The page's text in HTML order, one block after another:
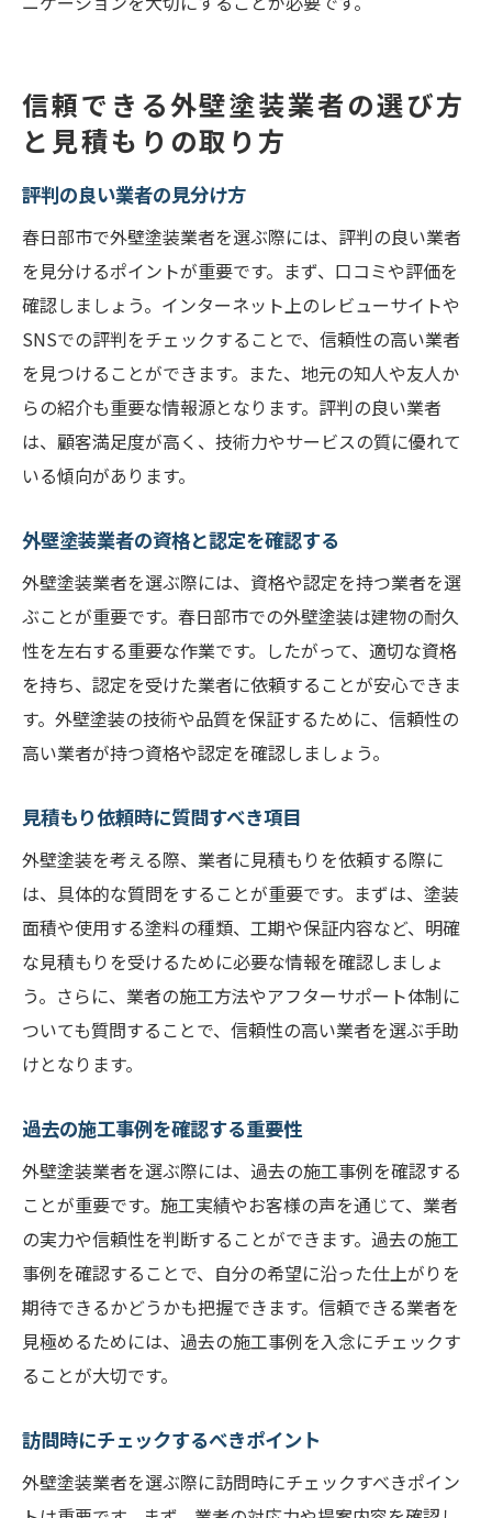
信頼できる外壁塗装業者の選び方
と見積もりの取り方
評判の良い業者の見分け方
春日部市で外壁塗装業者を選ぶ際には、評判の良い業者
を見分けるポイントが重要です。まず、口コミや評価を
確認しましょう。インターネット上のレビューサイトや
SNSでの評判をチェックすることで、信頼性の高い業者
を見つけることができます。また、地元の知人や友人か
らの紹介も重要な情報源となります。評判の良い業者
は、顧客満足度が高く、技術力やサービスの質に優れて
いる傾向があります。
外壁塗装業者の資格と認定を確認する
外壁塗装業者を選ぶ際には、資格や認定を持つ業者を選
ぶことが重要です。春日部市での外壁塗装は建物の耐久
性を左右する重要な作業です。したがって、適切な資格
を持ち、認定を受けた業者に依頼することが安心できま
す。外壁塗装の技術や品質を保証するために、信頼性の
高い業者が持つ資格や認定を確認しましょう。
見積もり依頼時に質問すべき項目
外壁塗装を考える際、業者に見積もりを依頼する際に
は、具体的な質問をすることが重要です。まずは、塗装
面積や使用する塗料の種類、工期や保証内容など、明確
な見積もりを受けるために必要な情報を確認しましょ
う。さらに、業者の施工方法やアフターサポート体制に
ついても質問することで、信頼性の高い業者を選ぶ手助
けとなります。
過去の施工事例を確認する重要性
外壁塗装業者を選ぶ際には、過去の施工事例を確認する
ことが重要です。施工実績やお客様の声を通じて、業者
の実力や信頼性を判断することができます。過去の施工
事例を確認することで、自分の希望に沿った仕上がりを
期待できるかどうかも把握できます。信頼できる業者を
見極めるためには、過去の施工事例を入念にチェックす
ることが大切です。
訪問時にチェックするべきポイント
外壁塗装業者を選ぶ際に訪問時にチェックすべきポイン